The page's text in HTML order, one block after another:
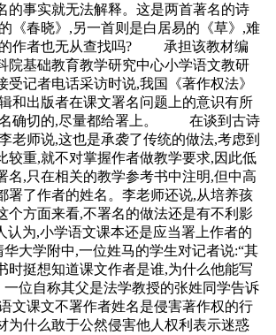
的事实就无法解释。这是两首著名的诗
《春晓》,另一首则是白居易的《草》,难
的作者也无从查找吗? 承担该教材编
院基础教育教学研究中心小学语文教研
受记者电话采访时说,我国《著作权法》
和出版者在课文署名问题上的意识有所
名确切的,尽量都给署上。 在谈到古诗
老师说,这也是承袭了传统的做法,考虑到
较重,就不对掌握作者做教学要求,因此低
名,只在相关的教学参考书中注明,但中高
署了作者的姓名。李老师还说,从培养孩
个方面来看,不署名的做法还是有不利影
认为,小学语文课本还是应当署上作者的
学附中,一位姓马的学生对记者说:“其
时挺想知道课文作者是谁,为什么他能写
自称其父是法学教授的张姓同学告诉
文课文不署作者姓名是侵害著作权的行
为什么敢于公然侵害他人权利表示迷惑